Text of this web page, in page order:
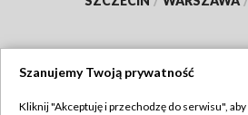
Szanujemy Twoją prywatność
Kliknij "Akceptuję i przechodzę do serwisu",